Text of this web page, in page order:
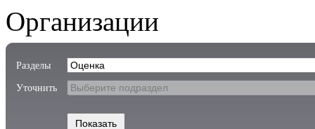
Организации
Разделы
Уточнить